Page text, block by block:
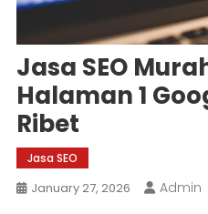
Jasa SEO
Halaman 1
Ribet
Jasa SEO
January 27, 2026 Admin